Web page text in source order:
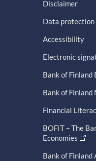
Disclaimer
Data protection
Accessibility
Electronic
Bank of Finland
Bank of Finland
Financial
BOFIT – The
Economies
Bank of Finland